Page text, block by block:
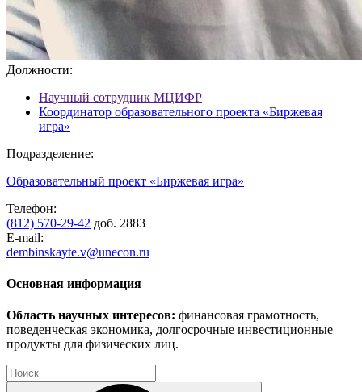
Должности:
Научный сотрудник МЦИФР
Координатор образовательного проекта «Биржевая
игра»
Подразделение:
Образовательный проект «Биржевая игра»
Телефон:
(812) 570-29-42 доб. 2883
E-mail:
dembinskayte.v@unecon.ru
Основная информация
Область научных интересов: финансовая грамотность,
поведенческая экономика, долгосрочные инвестиционные
продукты для физических лиц.